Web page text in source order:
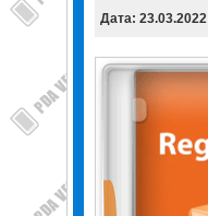
Дата: